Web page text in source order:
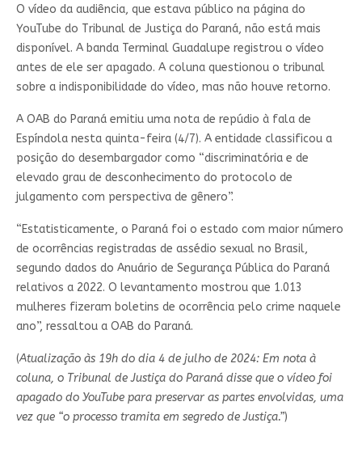
O vídeo da audiência, que estava público na página do
YouTube do Tribunal de Justiça do Paraná, não está mais
disponível. A banda Terminal Guadalupe registrou o vídeo
antes de ele ser apagado. A coluna questionou o tribunal
sobre a indisponibilidade do vídeo, mas não houve retorno.
A OAB do Paraná emitiu uma nota de repúdio à fala de
Espíndola nesta quinta-feira (4/7). A entidade classificou a
posição do desembargador como “discriminatória e de
elevado grau de desconhecimento do protocolo de
julgamento com perspectiva de gênero”.
“Estatisticamente, o Paraná foi o estado com maior número
de ocorrências registradas de assédio sexual no Brasil,
segundo dados do Anuário de Segurança Pública do Paraná
relativos a 2022. O levantamento mostrou que 1.013
mulheres fizeram boletins de ocorrência pelo crime naquele
ano”, ressaltou a OAB do Paraná.
(Atualização às 19h do dia 4 de julho de 2024: Em nota à
coluna, o Tribunal de Justiça do Paraná disse que o vídeo foi
apagado do YouTube para preservar as partes envolvidas, uma
vez que “o processo tramita em segredo de Justiça.”)